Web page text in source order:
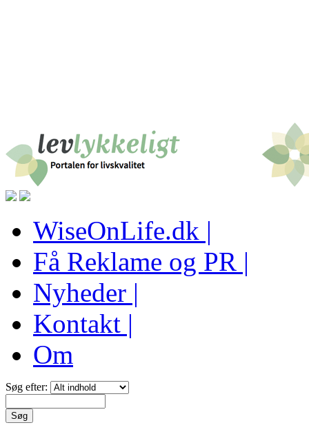
WiseOnLife.dk |
Få Reklame og PR |
Nyheder |
Kontakt |
Om
Søg efter: